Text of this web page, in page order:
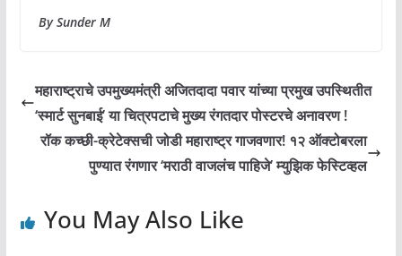
By Sunder M
महाराष्ट्राचे उपमुख्यमंत्री अजितदादा पवार यांच्या प्रमुख उपस्थितीत
‘स्मार्ट सुनबाई’ या चित्रपटाचे मुख्य रंगतदार पोस्टरचे अनावरण !
रॉक कच्छी-क्रेटेक्सची जोडी महाराष्ट्र गाजवणार! १२ ऑक्टोबरला
पुण्यात रंगणार ‘मराठी वाजलंच पाहिजे’ म्युझिक फेस्टिव्हल
You May Also Like